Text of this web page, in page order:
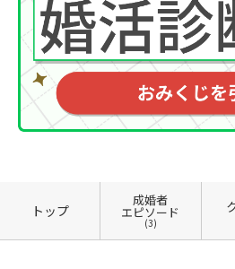
トップ
成婚者
エピソード
(3)